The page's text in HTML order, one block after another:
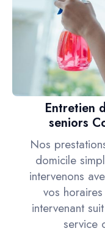
Entretien
seniors
Nos
domicile
intervenons
vos
intervenant
service